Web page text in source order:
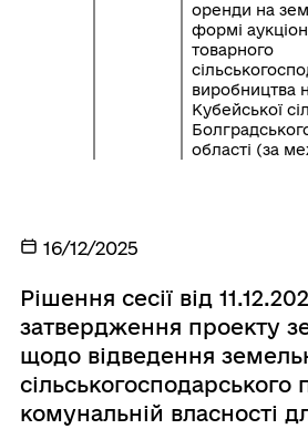
оренди на
формі
товарного
виробництва
Кубейської
області (за
16/12/2025
Рішення сесії від
затвердження проекту
щодо відведення
сільськогосподарського
комунальній власності